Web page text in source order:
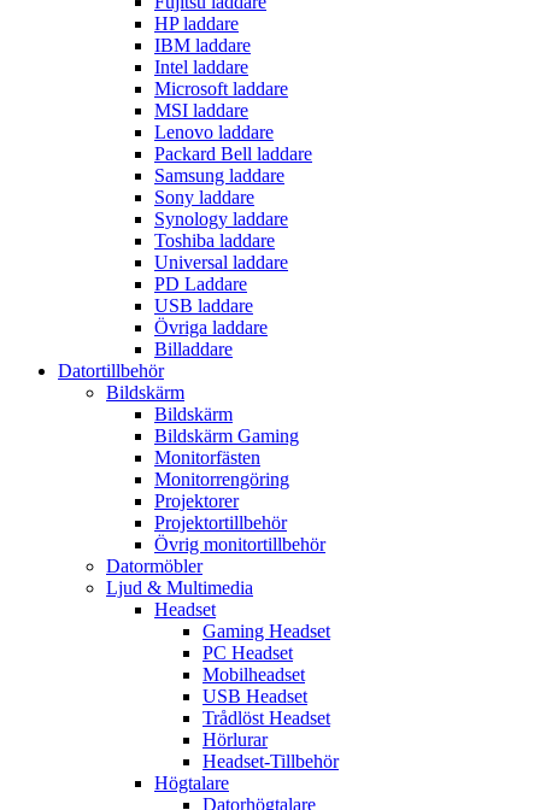
HP laddare
IBM laddare
Intel laddare
Microsoft laddare
MSI laddare
Lenovo laddare
Packard Bell laddare
Samsung laddare
Sony laddare
Synology laddare
Toshiba laddare
Universal laddare
PD Laddare
USB laddare
Övriga laddare
Billaddare
Datortillbehör
Bildskärm
Bildskärm
Bildskärm Gaming
Monitorfästen
Monitorrengöring
Projektorer
Projektortillbehör
Övrig monitortillbehör
Datormöbler
Ljud & Multimedia
Headset
Gaming Headset
PC Headset
Mobilheadset
USB Headset
Trådlöst Headset
Hörlurar
Headset-Tillbehör
Högtalare
Datorhögtalare